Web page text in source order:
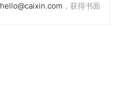
hello@caixin.com ，获得书面